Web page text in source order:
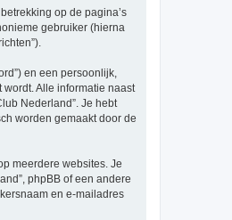
op de pagina’s
gebruiker (hierna
en een persoonlijk,
Alle informatie naast
Nederland”. Je hebt
worden gemaakt door de
meerdere websites. Je
phpBB of een andere
en e-mailadres